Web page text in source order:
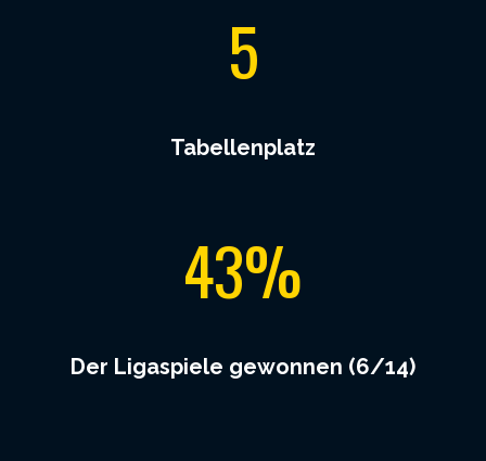
5
Tabellenplatz
43%
Der Ligaspiele gewonnen (6/14)